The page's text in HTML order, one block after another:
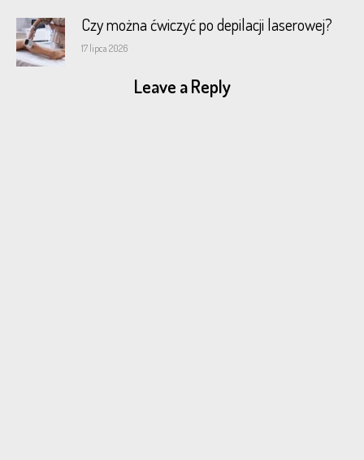
Czy można ćwiczyć po depilacji laserowej?
17 lipca 2026
Leave a Reply